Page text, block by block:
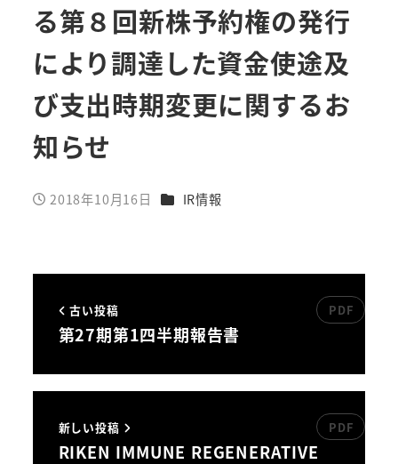
る第８回新株予約権の発行
により調達した資金使途及
び支出時期変更に関するお
知らせ
投稿日
2018年10月16日 カテゴリー
IR情報
古い投稿
第27期第1四半期報告書
新しい投稿
RIKEN IMMUNE REGENERATIVE